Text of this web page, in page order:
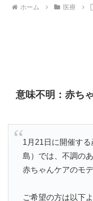
ホーム 医療
意味不明：赤ち
1月21日に開催す
島）では、不調の
赤ちゃんケアのモ
ご希望の方は以下